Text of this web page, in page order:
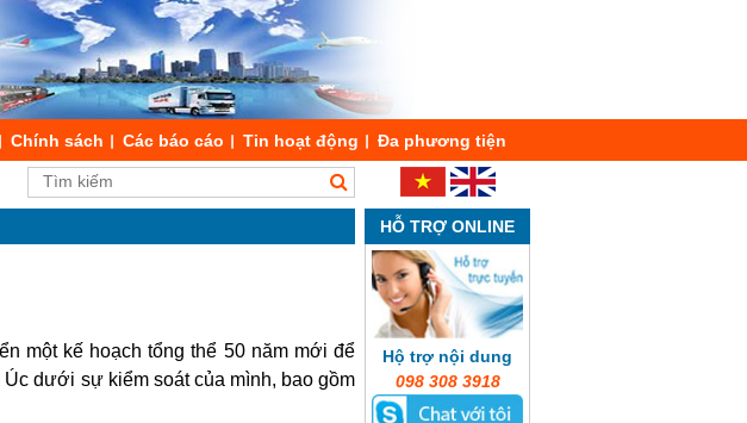
Chính sách Các báo cáo Tin hoạt động Đa phương tiện
một kế hoạch tổng thể 50 năm mới để
dưới sự kiểm soát của mình, bao gồm
HỖ TRỢ ONLINE
Hộ trợ nội dung
098 308 3918